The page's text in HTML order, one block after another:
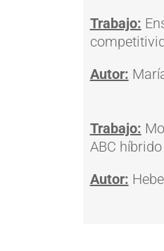
Trabajo:
Autor:
Trabajo:
ABC
Autor: